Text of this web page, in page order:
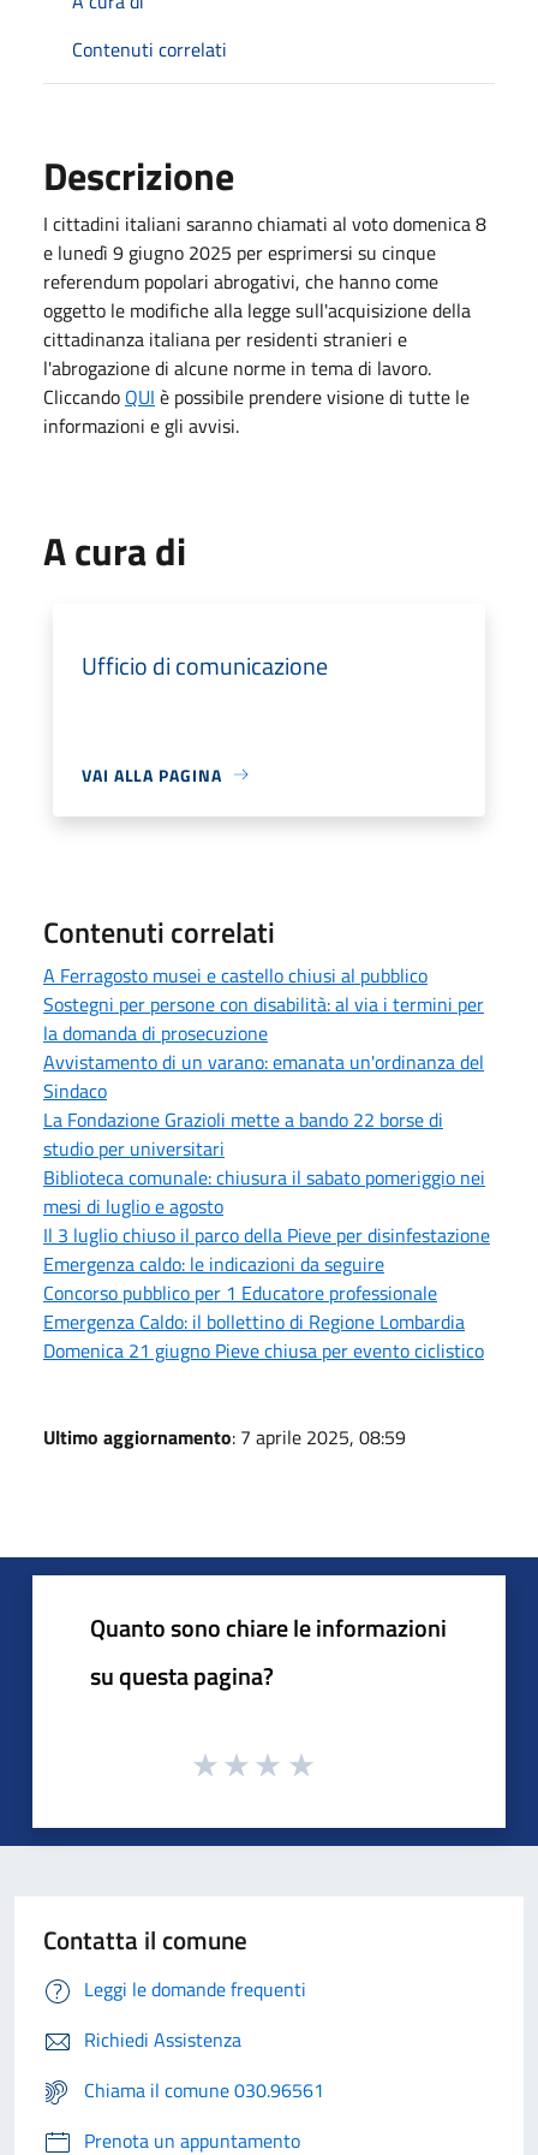
Contenuti correlati
Descrizione
I cittadini italiani saranno chiamati al voto domenica 8
e lunedì 9 giugno 2025 per esprimersi su cinque
referendum popolari abrogativi, che hanno come
oggetto le modifiche alla legge sull'acquisizione della
cittadinanza italiana per residenti stranieri e
l'abrogazione di alcune norme in tema di lavoro.
Cliccando QUI è possibile prendere visione di tutte le
informazioni e gli avvisi.
A cura di
Ufficio di comunicazione
VAI ALLA PAGINA
Contenuti correlati
A Ferragosto musei e castello chiusi al pubblico
Sostegni per persone con disabilità: al via i termini per
la domanda di prosecuzione
Avvistamento di un varano: emanata un'ordinanza del
Sindaco
La Fondazione Grazioli mette a bando 22 borse di
studio per universitari
Biblioteca comunale: chiusura il sabato pomeriggio nei
mesi di luglio e agosto
Il 3 luglio chiuso il parco della Pieve per disinfestazione
Emergenza caldo: le indicazioni da seguire
Concorso pubblico per 1 Educatore professionale
Emergenza Caldo: il bollettino di Regione Lombardia
Domenica 21 giugno Pieve chiusa per evento ciclistico
Ultimo aggiornamento: 7 aprile 2025, 08:59
Quanto sono chiare le informazioni
su questa pagina?
Contatta il comune
Leggi le domande frequenti
Richiedi Assistenza
Chiama il comune 030.96561
Prenota un appuntamento